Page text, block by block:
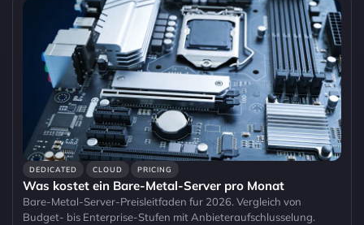
DEDICATED CLOUD PRICING
Was kostet ein Bare-Metal-Server pro Monat
Bare-Metal-Server-Preisleitfaden fur 2026. Vergleich von
Budget- bis Enterprise-Stufen mit Anbieteraufschlusselung.